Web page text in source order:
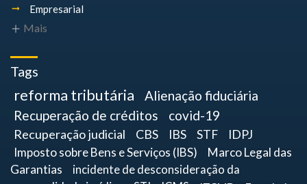
Empresarial
Mais
Tags
reforma tributária
Alienação fiduciária
Recuperação de créditos
covid-19
Recuperação judicial CBS IBS STF
IDPJ
Imposto sobre Bens e Serviços (IBS)
Marco Legal das
Garantias
incidente de desconsideração da